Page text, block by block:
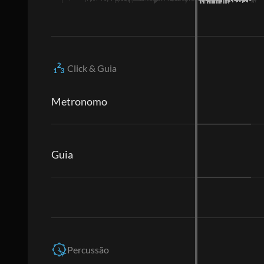
Click & Guia
Metronomo
Guia
Percussão